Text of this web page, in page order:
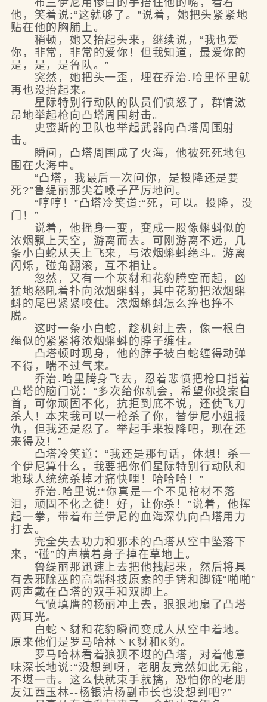
布兰伊尼用惨白的手捂住他的嘴，看着
他，笑着说:“这就够了。”说着，她把头紧紧地
贴在他的胸脯上。
稍顿，她又抬起头来，继续说，“我也爱
你，非常，非常的爱你！但我知道，最爱你的
是，是，是鲁队。”
突然，她把头一歪，埋在乔治.哈里怀里就
再也没抬起来。
星际特别行动队的队员们愤怒了，群情激
昂地举起枪向凸塔周围射击。
史蜜斯的卫队也举起武器向凸塔周围射
击。
瞬间，凸塔周围成了火海，他被死死地包
围在火海中。
“凸塔，我最后一次问你，是投降还是要
死?”鲁缇丽那尖着嗓子严厉地问。
“哼哼！”凸塔冷笑道:“死，可以。投降，没
门！”
说着，他摇身一变，变成一股像蝌蚪似的
浓烟飘上天空，游离而去。可刚游离不远，几
条小白蛇从天上飞来，与浓烟蝌蚪绝斗。游离
闪烁，碰角翻滚，互不相让。
忽然，又有一个灰豺和花豹腾空而起，凶
猛地怒吼着扑向浓烟蝌蚪，其中花豹把浓烟蝌
蚪的尾巴紧紧咬住。浓烟蝌蚪怎么挣也挣不
脱。
这时一条小白蛇，趁机射上去，像一根白
绳似的紧紧将浓烟蝌蚪的脖子缠住。
凸塔顿时现身，他的脖子被白蛇缠得动弹
不得，喘不过气来。
乔治.哈里腾身飞去，忍着悲愤把枪口指着
凸塔的脑门说：“多次给你机会，希望你投案自
首，可你顽固不化，抗拒到底不说，还使飞刀
杀人！本来我可以一枪杀了你，替伊尼小姐报
仇，但我还是忍了。举起手来投降吧，现在还
来得及！”
凸塔冷笑道：“我还是那句话，休想！杀一
个伊尼算什么，我要把你们星际特别行动队和
地球人统统杀掉才痛快哩！哈哈哈！”
乔治.哈里说:“你真是一个不见棺材不落
泪，顽固不化之徒！好，让你杀！”说着，他挥
起一拳，带着布兰伊尼的血海深仇向凸塔用力
打去。
完全失去功力和邪术的凸塔从空中坠落下
来，“碰”的声横着身子掉在草地上。
鲁缇丽那迅速上去把他拽起来，然后将具
有去邪除巫的高端科技原素的手铐和脚链“啪啪”
两声戴在凸塔的双手和双脚上。
气愤填膺的杨丽冲上去，狠狠地扇了凸塔
两耳光。
白蛇丶豺和花豹瞬间变成人从空中着地。
原来他们是罗马哈林丶K豺和K豹。
罗马哈林看着狼狈不堪的凸塔，对着他意
味深长地说:“没想到呀，老朋友竟然如此无能，
不堪一击。这么快就束手就擒，恐怕你的老朋
友江西玉林--杨银清杨副市长也没想到吧?”